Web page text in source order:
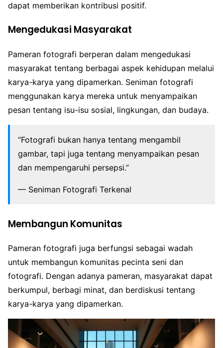
dapat memberikan kontribusi positif.
Mengedukasi Masyarakat
Pameran fotografi berperan dalam mengedukasi
masyarakat tentang berbagai aspek kehidupan melalui
karya-karya yang dipamerkan. Seniman fotografi
menggunakan karya mereka untuk menyampaikan
pesan tentang isu-isu sosial, lingkungan, dan budaya.
“Fotografi bukan hanya tentang mengambil
gambar, tapi juga tentang menyampaikan pesan
dan mempengaruhi persepsi.”
— Seniman Fotografi Terkenal
Membangun Komunitas
Pameran fotografi juga berfungsi sebagai wadah
untuk membangun komunitas pecinta seni dan
fotografi. Dengan adanya pameran, masyarakat dapat
berkumpul, berbagi minat, dan berdiskusi tentang
karya-karya yang dipamerkan.